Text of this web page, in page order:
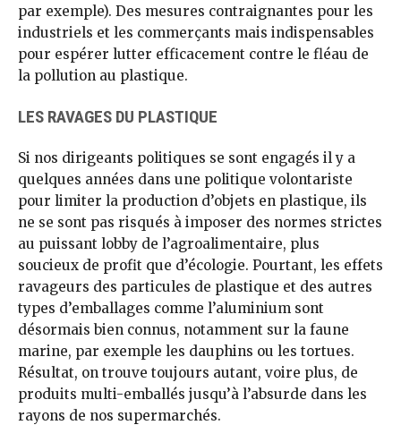
par exemple). Des mesures contraignantes pour les
industriels et les commerçants mais indispensables
pour espérer lutter efficacement contre le fléau de
la pollution au plastique.
LES RAVAGES DU PLASTIQUE
Si nos dirigeants politiques se sont engagés il y a
quelques années dans une politique volontariste
pour limiter la production d’objets en plastique, ils
ne se sont pas risqués à imposer des normes strictes
au puissant lobby de l’agroalimentaire, plus
soucieux de profit que d’écologie. Pourtant, les effets
ravageurs des particules de plastique et des autres
types d’emballages comme l’aluminium sont
désormais bien connus, notamment sur la faune
marine, par exemple les dauphins ou les tortues.
Résultat, on trouve toujours autant, voire plus, de
produits multi-emballés jusqu’à l’absurde dans les
rayons de nos supermarchés.